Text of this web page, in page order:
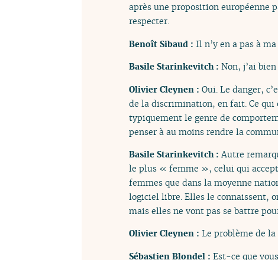
après une proposition européenne
respecter.
Benoît Sibaud : Il n’y en a pas à
Basile Starinkevitch : Non, j’ai
Olivier Cleynen : Oui. Le danger,
de la discrimination, en fait. Ce qui
typiquement le genre de
penser à au moins rendre la
Basile Starinkevitch :Autre
le plus « femme », celui qui
femmes que dans la moyenne
logiciel libre. Elles le connaissent,
mais elles ne vont pas se battre
Olivier Cleynen : Le problème de
Sébastien Blondel : Est-ce que